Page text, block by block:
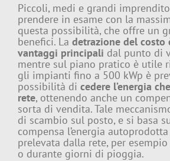
Piccoli, medi e grandi
prendere in esame con la
questa possibilità, che offre un
benefici. La detrazione del costo
vantaggi principali dal punto di
mentre sul piano pratico è utile
gli impianti fino a 500 kWp è
possibilità di cedere l’energia
rete, ottenendo anche un
sorta di vendita. Tale
di scambio sul posto, e si basa
compensa l’energia
prelevata dalla rete, per
o durante giorni di pioggia.